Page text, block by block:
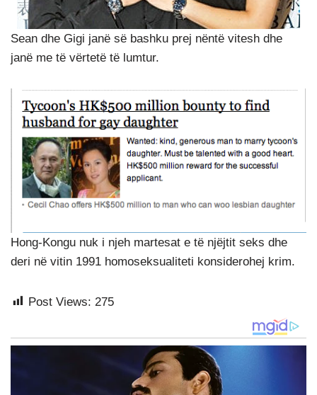
Sean dhe Gigi janë së bashku prej nëntë vitesh dhe
janë me të vërtetë të lumtur.
Hong-Kongu nuk i njeh martesat e të njëjtit seks dhe
deri në vitin 1991 homoseksualiteti konsiderohej krim.
Post Views: 275